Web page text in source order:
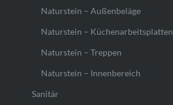
Naturstein – Außenbeläge
Naturstein – Küchenarbeitsplatten
Naturstein – Treppen
Naturstein – Innenbereich
Sanitär